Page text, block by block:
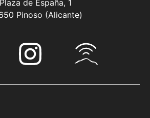
Plaza de España, 1
Pinoso (Alicante)